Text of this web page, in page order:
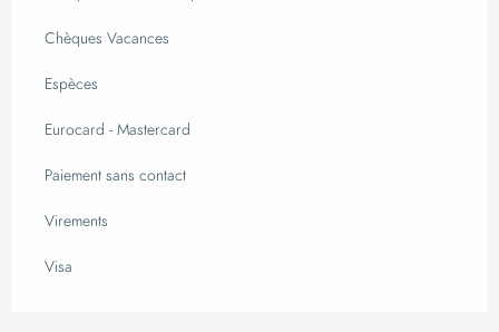
Chèques Vacances
Espèces
Eurocard - Mastercard
Paiement sans contact
Virements
Visa